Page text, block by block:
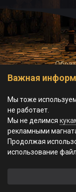
©
Важная
Мы тоже
не работает.
Мы не делимся
рекламными
Продолжая
использование